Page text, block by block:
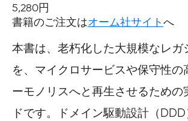
5,280円
書籍のご注文はオーム社サイトへ
本書は、老朽化した大規模なレガ
を、マイクロサービスや保守性の
ーモノリスへと再生させるための
ドです。ドメイン駆動設計（